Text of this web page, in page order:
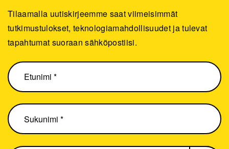
Tilaamalla uutiskirjeemme saat viimeisimmät
tutkimustulokset, teknologiamahdollisuudet ja tulevat
tapahtumat suoraan sähköpostiisi.